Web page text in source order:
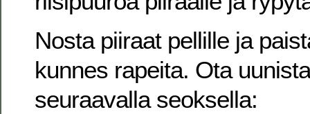
Nosta piiraat pellille ja
kunnes rapeita. Ota
seuraavalla seoksella: